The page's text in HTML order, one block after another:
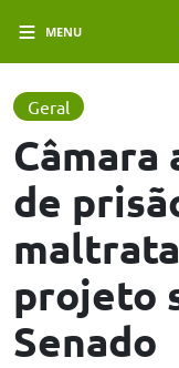
MENU
Geral
Câmara
de
projeto
Senado